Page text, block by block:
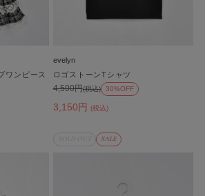
ワンピース
evelyn
ロゴストーンTシャツ
3,150円 (税込)
4,500円(税込) 30%OFF
SALE